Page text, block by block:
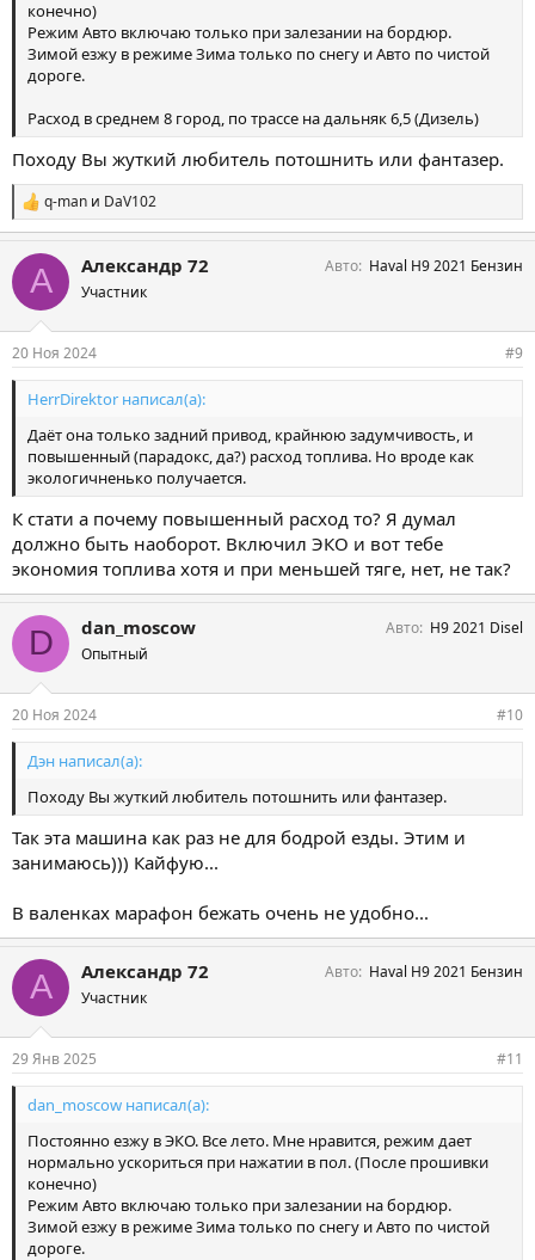
конечно)
Режим Авто включаю только при залезании на бордюр.
Зимой езжу в режиме Зима только по снегу и Авто по чистой
дороге.
Расход в среднем 8 город, по трассе на дальняк 6,5 (Дизель)
Походу Вы жуткий любитель потошнить или фантазер.
С
и
п
т
:
q-man и DaV102
А Александр 72
Участник
Авто Haval H9 2021 Бензин
20 Ноя 2024 #9
HerrDirektor написал(а):
Даёт она только задний привод, крайнюю задумчивость, и
повышенный (парадокс, да?) расход топлива. Но вроде как
экологичненько получается.
К стати а почему повышенный расход то? Я думал
должно быть наоборот. Включил ЭКО и вот тебе
экономия топлива хотя и при меньшей тяге, нет, не так?
D dan_moscow
Опытный
Авто H9 2021 Disel
20 Ноя 2024 #10
Дэн написал(а):
Походу Вы жуткий любитель потошнить или фантазер.
Так эта машина как раз не для бодрой езды. Этим и
занимаюсь))) Кайфую...
В валенках марафон бежать очень не удобно...
А Александр 72
Участник
Авто Haval H9 2021 Бензин
29 Янв 2025 #11
dan_moscow написал(а):
Постоянно езжу в ЭКО. Все лето. Мне нравится, режим дает
нормально ускориться при нажатии в пол. (После прошивки
конечно)
Режим Авто включаю только при залезании на бордюр.
Зимой езжу в режиме Зима только по снегу и Авто по чистой
дороге.